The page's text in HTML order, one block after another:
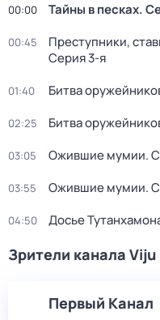
00:00 Тайны в песках.
00:45 Преступники,
Серия 3-я
01:40 Битва
02:25 Битва
03:05 Ожившие мумии.
03:55 Ожившие мумии.
04:50 Досье
Зрители канала
Первый Канал